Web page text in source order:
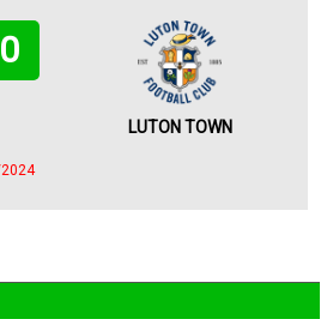
0
LUTON TOWN